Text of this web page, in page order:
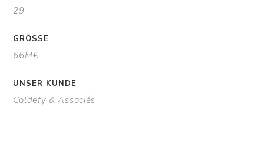
29
GRÖSSE
66M€
UNSER KUNDE
Coldefy & Associés